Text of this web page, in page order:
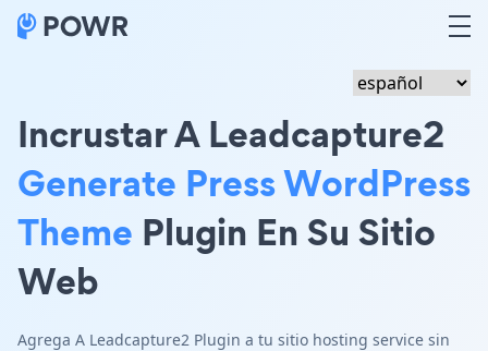
Incrustar A Leadcapture2
Generate Press WordPress
Theme Plugin En Su Sitio
Web
Agrega A Leadcapture2 Plugin a tu sitio hosting service sin